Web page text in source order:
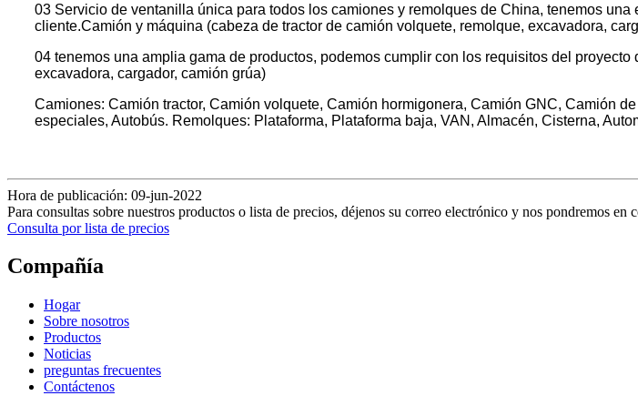
03 Servicio de ventanilla única para todos los camiones y remolques de China, tenemos
cliente.Camión y máquina (cabeza de tractor de camión volquete, remolque, excavadora,
04 tenemos una amplia gama de productos, podemos cumplir con los requisitos del
excavadora, cargador, camión grúa)
Camiones: Camión tractor, Camión volquete, Camión hormigonera, Camión GNC, Camión
especiales, Autobús. Remolques: Plataforma, Plataforma baja, VAN, Almacén, Cisterna,
Hora de publicación: 09-jun-2022
Para consultas sobre nuestros productos o lista de precios, déjenos su correo electrónico y nos pondremos en
Consulta por lista de precios
Compañía
Hogar
Sobre nosotros
Productos
Noticias
preguntas frecuentes
Contáctenos